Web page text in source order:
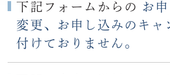
下記フォームからの お
変更、お申し込みのキャ
付けておりません。